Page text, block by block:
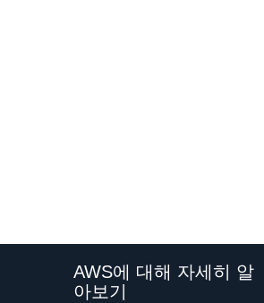
AWS에 대해 자세히 알
아보기